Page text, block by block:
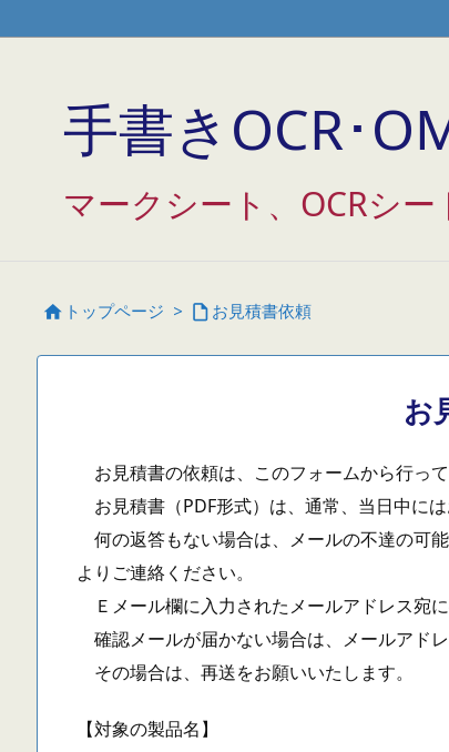
手書きOCR･
マークシート、OCRシ
 トップページ >  お見積書依頼
お
お見積書の依頼は、このフォームから行って
お見積書（PDF形式）は、通常、当日中には
何の返答もない場合は、メールの不達の可
よりご連絡ください。
Ｅメール欄に入力されたメールアドレス宛
確認メールが届かない場合は、メールアド
その場合は、再送をお願いいたします。
【対象の製品名】